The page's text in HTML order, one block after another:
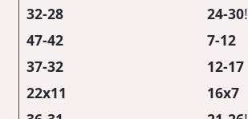
32-28 24-30!
47-42 7-12
37-32 12-17
22x11 16x7